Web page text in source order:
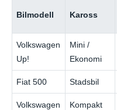
Bilmodell Kaross
Volkswagen
Up!
Mini /
Ekonomi
Fiat 500 Stadsbil
Volkswagen
Kompakt